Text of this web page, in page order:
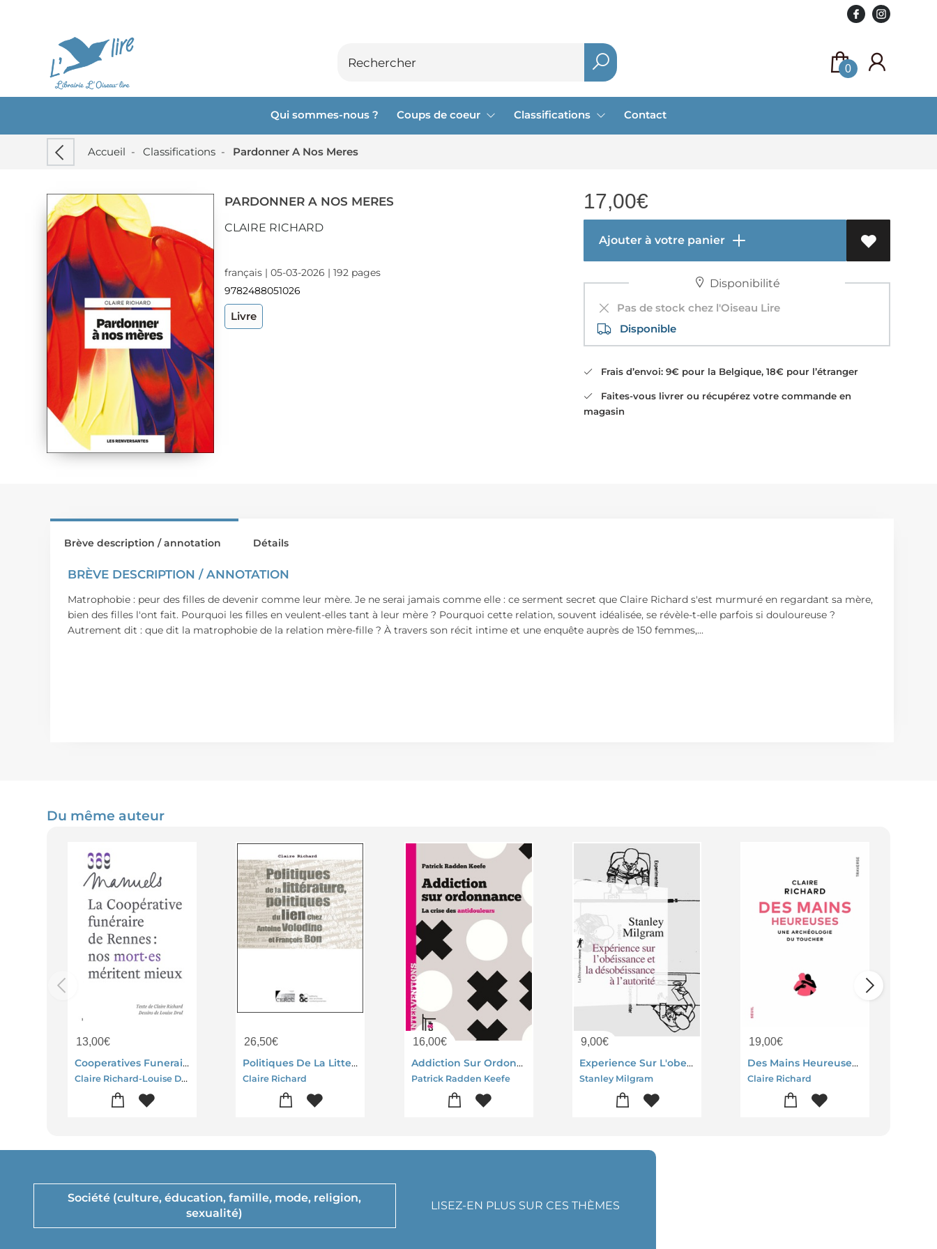
0
Qui sommes-nous ? Coups de coeur Classifications Contact
Accueil - Classifications - Pardonner A Nos Meres
PARDONNER A NOS MERES
CLAIRE RICHARD
français | 05-03-2026 | 192 pages
9782488051026
Livre
17,00€
Ajouter à votre panier
Disponibilité
Pas de stock chez l'Oiseau Lire
Disponible
Frais d’envoi: 9€ pour la Belgique, 18€ pour l’étranger
Faites-vous livrer ou récupérez votre commande en
magasin
Brève description / annotation
BRÈVE DESCRIPTION / ANNOTATION
Matrophobie : peur des filles de devenir comme leur mère. Je ne serai jamais comme elle : ce serment secret que Claire Richard s'est murmuré en regardant sa mère,
bien des filles l'ont fait. Pourquoi les filles en veulent-elles tant à leur mère ? Pourquoi cette relation, souvent idéalisée, se révèle-t-elle parfois si douloureuse ?
Autrement dit : que dit la matrophobie de la relation mère-fille ? À travers son récit intime et une enquête auprès de 150 femmes,...
Détails
Du même auteur
13,00€
Cooperatives Funeraires : Nos Mort.es Meritent Mieux
Claire Richard-Louise Drul
26,50€
Politiques De La Litterature, Politiques Du Lien Chez Antoine Volodine Et Francois Bon
Claire Richard
16,00€
Addiction Sur Ordonnance ; La Crise Des Antidouleurs
Patrick Radden Keefe
9,00€
Experience Sur L'obeissance Et La Desobeissance A L'autorite
Stanley Milgram
19,00€
Des Mains Heureuses : Une Archeologie Du Toucher
Claire Richard
Société (culture, éducation, famille, mode, religion,
sexualité)
LISEZ-EN PLUS SUR CES THÈMES